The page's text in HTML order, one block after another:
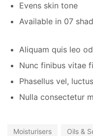
Evens skin tone
Available in 07
Aliquam quis leo
Nunc finibus vitae
Phasellus vel,
Nulla consectetur
Moisturisers Oils &